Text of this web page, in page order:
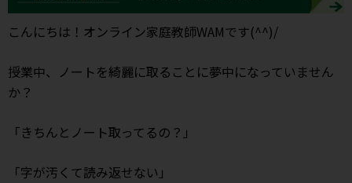
こんにちは！オンライン家庭教師WAMです(^^)/
授業中、ノートを綺麗に取ることに夢中になっていません
か？
「きちんとノート取ってるの？」
「字が汚くて読み返せない」